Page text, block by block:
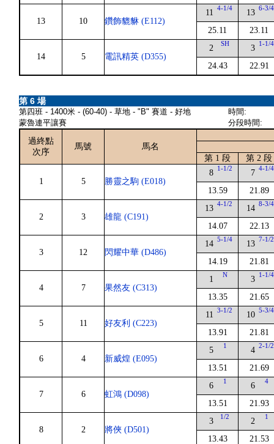
13 10 鑽飾貔貅 (E112)
11 4-1/4
25.11
13 6-3/4
23.11
14 5 電訊精英 (D355)
2 SH
24.43
3 1-1/4
22.91
第 6 場
第四班 - 1400米 - (60-40) - 草地 - "B" 賽道 - 好地
蒙魯連平讓賽
時間:
分段時間:
過終點
次序
馬號
馬名
第 1 段
第 2 段
1 5 勝靈之駒 (E018)
8 1-1/2
13.59
7 4-1/4
21.89
2 3 雄龍 (C191)
13 4-1/2
14.07
14 8-3/4
22.13
3 12 閃耀中華 (D486)
14 5-1/4
14.19
13 7-1/2
21.81
4 7 果然友 (C313)
1 N
13.35
3 1-1/4
21.65
5 11 好友利 (C223)
11 3-1/2
13.91
10 5-3/4
21.81
6 4 新威煌 (E095)
5 1
13.51
4 2-1/2
21.69
7 6 虹鴻 (D098)
6 1
13.51
6 4
21.93
8 2 將俠 (D501)
3 1/2
13.43
2 1
21.53